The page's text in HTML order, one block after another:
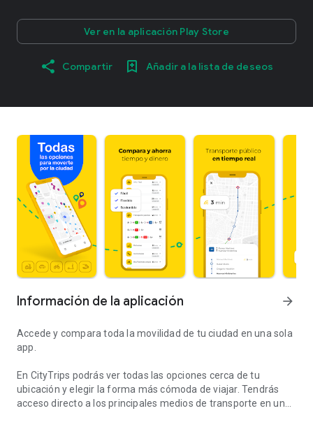
Ver en la aplicación Play Store
Compartir Añadir a la lista de deseos
Información de la aplicación arrow_forward
Accede y compara toda la movilidad de tu ciudad en una sola
app.
En CityTrips podrás ver todas las opciones cerca de tu
ubicación y elegir la forma más cómoda de viajar. Tendrás
acceso directo a los principales medios de transporte en un